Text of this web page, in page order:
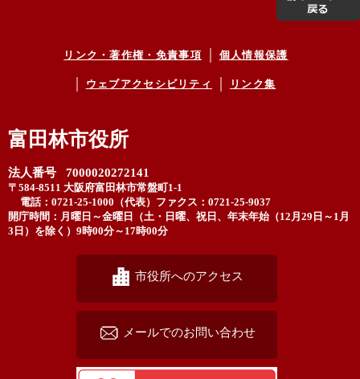
リンク・著作権・免責事項 個人情報保護
ウェブアクセシビリティ リンク集
富田林市役所
法人番号 7000020272141
〒584-8511 大阪府富田林市常盤町1-1
電話：0721-25-1000（代表） ファクス：0721-25-9037
開庁時間：月曜日～金曜日（土・日曜、祝日、年末年始（12月29日～1月
3日）を除く）9時00分～17時00分
市役所へのアクセス
メールでのお問い合わせ